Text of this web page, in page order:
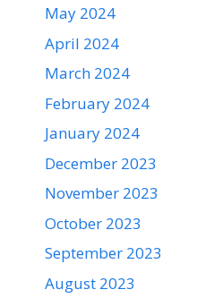
May 2024
April 2024
March 2024
February 2024
January 2024
December 2023
November 2023
October 2023
September 2023
August 2023